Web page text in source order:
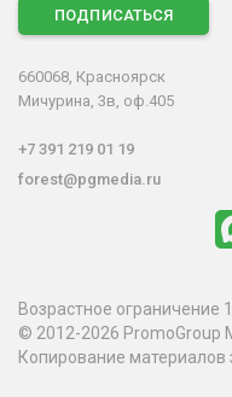
ПОДПИСАТЬСЯ
660068, Красноярск
Мичурина, 3в, оф.405
+7 391 219 01 19
forest@pgmedia.ru
Возрастное ограничение
© 2012-2026 PromoGroup
Копирование материалов